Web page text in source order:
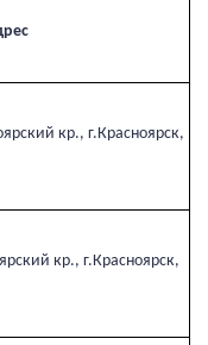
кр., г.Красноярск,
кр., г.Красноярск,